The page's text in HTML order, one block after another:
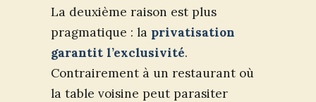
La deuxième raison est plus
pragmatique : la privatisation
garantit l’exclusivité.
Contrairement à un restaurant où
la table voisine peut parasiter